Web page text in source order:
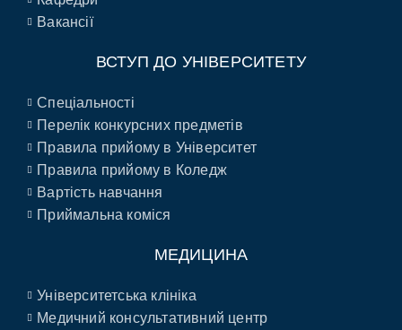
Вакансії
ВСТУП ДО УНІВЕРСИТЕТУ
Спеціальності
Перелік конкурсних предметів
Правила прийому в Університет
Правила прийому в Коледж
Вартість навчання
Приймальна коміся
МЕДИЦИНА
Університетська клініка
Медичний консультативний центр